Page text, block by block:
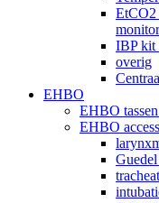
EtCO2
IBP kit
overig
EHBO
EHBO
EHBO